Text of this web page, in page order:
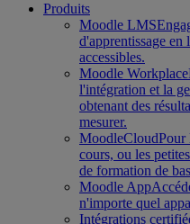
Produits
Moodle LMS
d'apprentissage en
accessibles.
Moodle Workplace
l'intégration et la
obtenant des
mesurer.
MoodleCloudPour
cours, ou les
de formation de
Moodle App
n'importe quel
Intégrations